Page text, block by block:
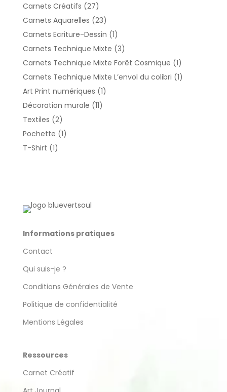
Carnets Créatifs 2727
produits
Carnets Aquarelles 2323
produits
Carnets Ecriture-Dessin 11
produit
Carnets Technique Mixte 33
produits
Carnets Technique Mixte Forêt Cosmique 11
produit
Carnets Technique Mixte L’envol du colibri 11
Art Print numériques 11
Décoration murale 1111
Textiles 22
produits
Pochette 11
T-Shirt 11
Informations pratiques
Contact
Qui suis-je ?
Conditions Générales de Vente
Politique de confidentialité
Mentions Légales
Ressources
Carnet Créatif